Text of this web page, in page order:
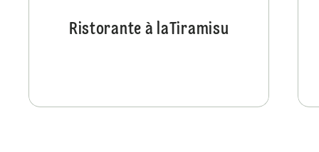
Ristorante à laTiramisu